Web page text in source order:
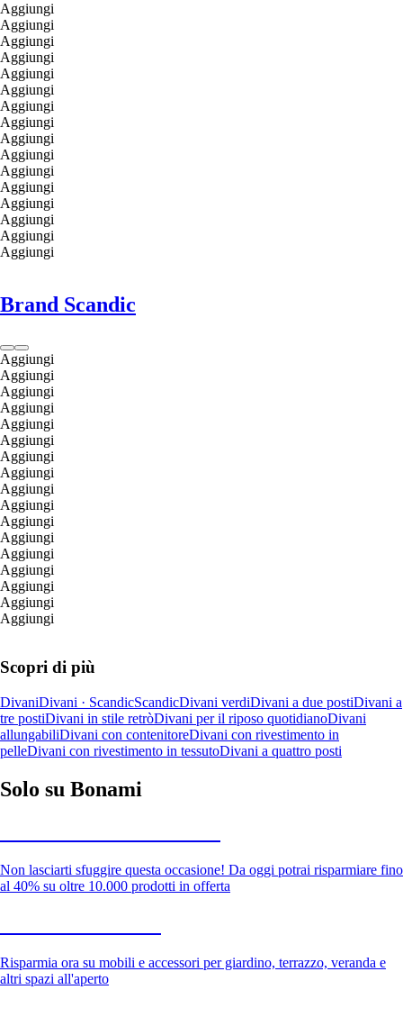
Aggiungi
Aggiungi
Aggiungi
Aggiungi
Aggiungi
Aggiungi
Aggiungi
Aggiungi
Aggiungi
Aggiungi
Aggiungi
Aggiungi
Aggiungi
Aggiungi
Aggiungi
Aggiungi
Brand Scandic
Aggiungi
Aggiungi
Aggiungi
Aggiungi
Aggiungi
Aggiungi
Aggiungi
Aggiungi
Aggiungi
Aggiungi
Aggiungi
Aggiungi
Aggiungi
Aggiungi
Aggiungi
Aggiungi
Aggiungi
Scopri di più
DivaniDivani · ScandicScandicDivani verdiDivani a due postiDivani a
tre postiDivani in stile retròDivani per il riposo quotidianoDivani
allungabiliDivani con contenitoreDivani con rivestimento in
pelleDivani con rivestimento in tessutoDivani a quattro posti
Solo su Bonami
Non lasciarti sfuggire questa occasione! Da oggi potrai risparmiare fino
al 40% su oltre 10.000 prodotti in offerta
Risparmia ora su mobili e accessori per giardino, terrazzo, veranda e
altri spazi all'aperto